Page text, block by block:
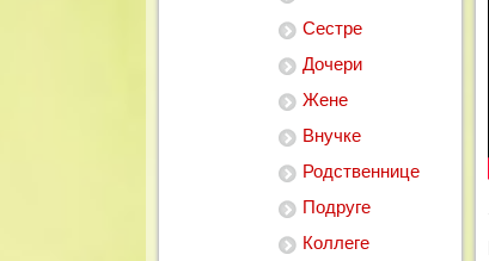
Сестре
Дочери
Жене
Внучке
Родственнице
Подруге
Коллеге